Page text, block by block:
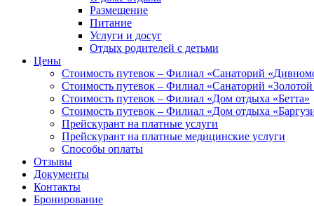
Размещение
Питание
Услуги и досуг
Отдых родителей с детьми
Цены
Стоимость путевок – Филиал «Санаторий
Стоимость путевок – Филиал «Санаторий «Золотой
Стоимость путевок – Филиал «Дом отдыха «Бетта»
Стоимость путевок – Филиал «Дом отдыха
Прейскурант на платные услуги
Прейскурант на платные медицинские услуги
Способы оплаты
Отзывы
Документы
Контакты
Бронирование